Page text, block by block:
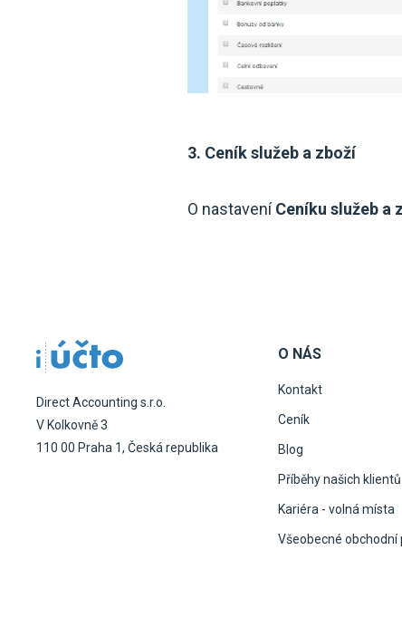
3. Ceník služeb a zboží
O nastaveníCeníku služeb a
Direct Accounting s.r.o.
V Kolkovně 3
110 00 Praha 1, Česká republika
O NÁS
Kontakt
Ceník
Blog
Příběhy našich klientů
Kariéra - volná místa
Všeobecné obchodní